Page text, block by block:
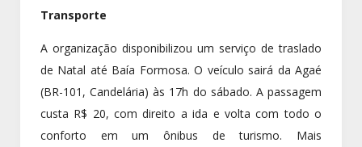
Transporte
A organização disponibilizou um serviço de traslado
de Natal até Baía Formosa. O veículo sairá da Agaé
(BR-101, Candelária) às 17h do sábado. A passagem
custa R$ 20, com direito a ida e volta com todo o
conforto em um ônibus de turismo. Mais